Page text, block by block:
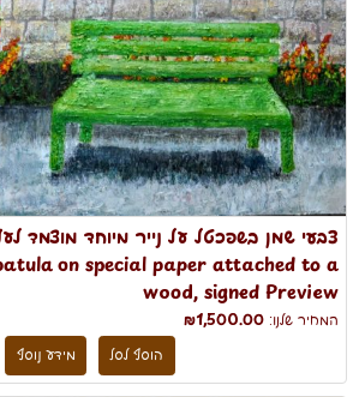
on special paper attached to a
wood, signed Preview
המחיר שלנו: ₪1,500.00
הוסף לסל
מידע נוסף